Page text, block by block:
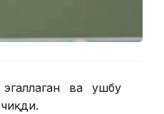
ва ушбу